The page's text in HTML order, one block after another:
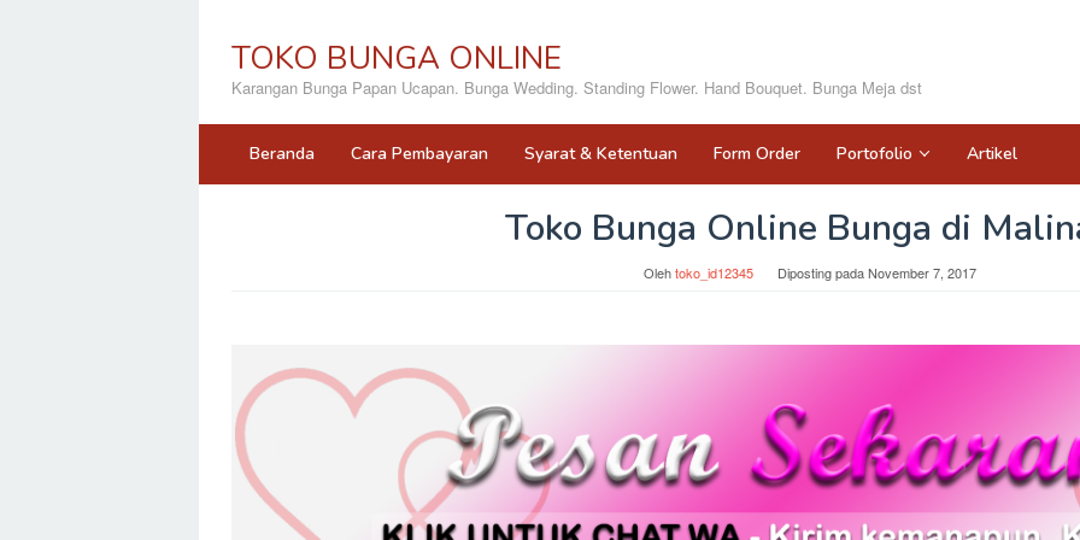
TOKO BUNGA ONLINE
Karangan Bunga Papan Ucapan. Bunga Wedding. Standing Flower. Hand Bouquet. Bunga Meja dst
Beranda Cara Pembayaran Syarat & Ketentuan Form Order Portofolio Artikel
Toko Bunga Online Bunga di
Olehtoko_id12345 Diposting padaNovember 7, 2017